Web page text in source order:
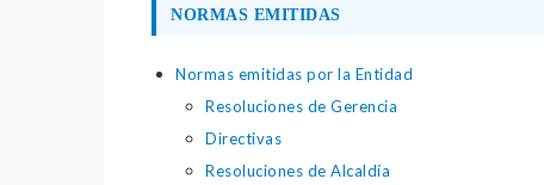
NORMAS EMITIDAS
Normas emitidas por la Entidad
Resoluciones de Gerencia
Directivas
Resoluciones de Alcaldía